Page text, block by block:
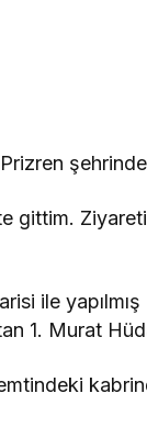
Prizren
gittim.
ile
1. Murat